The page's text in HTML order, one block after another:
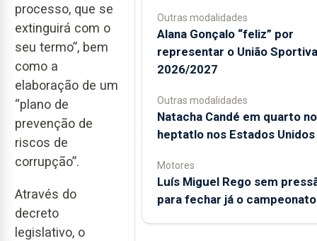
processo, que se
extinguirá com o
seu termo”, bem
como a
elaboração de um
“plano de
prevenção de
riscos de
corrupção”.
Através do
decreto
legislativo, o
Outras modalidades
Alana Gonçalo “feliz” por
representar o União
2026/2027
Outras modalidades
Natacha Candé em quarto no
heptatlo nos Estados Unidos
Motores
Luís Miguel Rego sem
para fechar já o campeonato